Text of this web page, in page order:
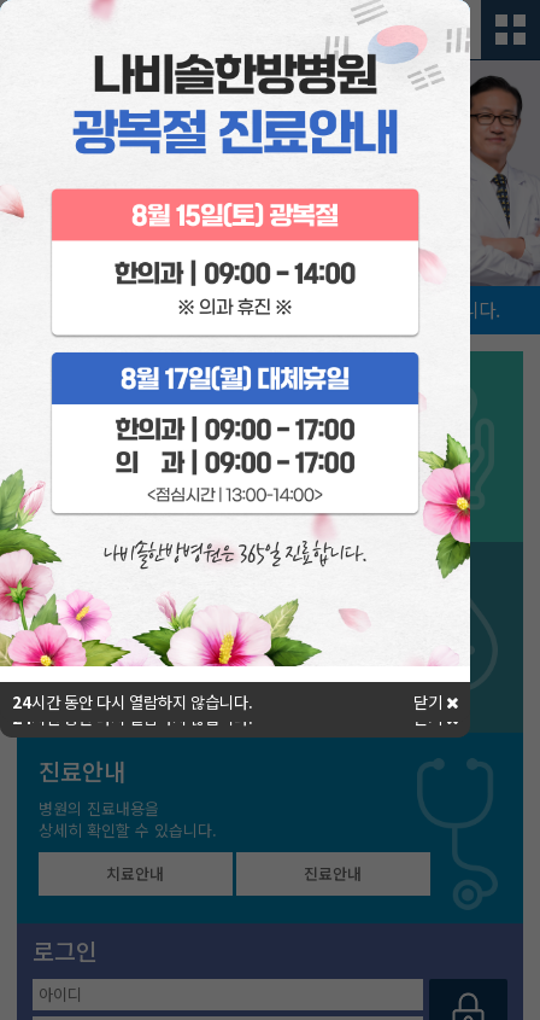
24시간 동안 다시 열람하지 않습니다. 닫기
24시간 동안 다시 열람하지 않습니다. 닫기
24시간 동안 다시 열람하지 않습니다. 닫기
끊임 없는 연구와노력은 지금도 계속되고 있습니다.
나비솔 암면역치료
환자의 상태나 증상에 따라
개별적인 치료계획을 수립합니다.
암면역치료
진료예약
빠르고 쉽게 진료예약을
하실 수 있습니다.
실시간예약
카톡상담
진료안내
병원의 진료내용을
상세히 확인할 수 있습니다.
치료안내
진료안내
로그인